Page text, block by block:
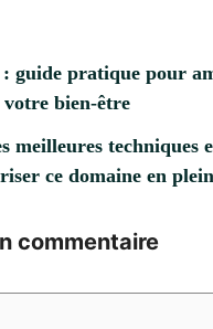
guide pratique pour
votre bien-être
meilleures techniques
ce domaine en
commentaire